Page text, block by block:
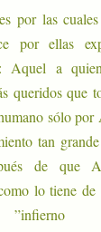
por las
por ellas
Aquel a
queridos que
sólo
tan
de que
lo tiene de
infierno”